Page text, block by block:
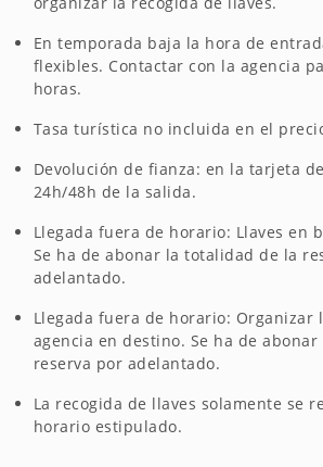
En temporada baja la hora de
flexibles. Contactar con la agencia
horas.
Tasa turística no incluida en el
Devolución de fianza: en la tarjeta
24h/48h de la salida.
Llegada fuera de horario: Llaves en
Se ha de abonar la totalidad de la
adelantado.
Llegada fuera de horario: Organizar
agencia en destino. Se ha de
reserva por adelantado.
La recogida de llaves solamente se
horario estipulado.